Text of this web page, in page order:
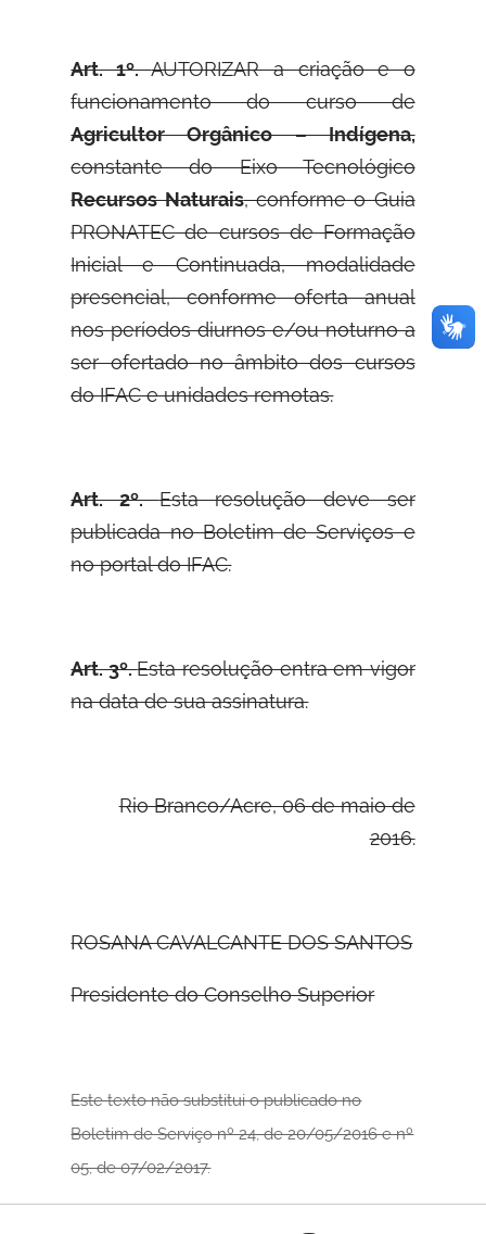
Art. 1º.AUTORIZAR a criação e o
funcionamento do curso de
Agricultor Orgânico – Indígena,
constante do Eixo Tecnológico
Recursos Naturais, conforme o Guia
PRONATEC de cursos de Formação
Inicial e Continuada, modalidade
presencial, conforme oferta anual
nos períodos diurnos e/ou noturno a
ser ofertado no âmbito dos cursos
do IFAC e unidades remotas.
Art. 2º.Esta resolução deve ser
publicada no Boletim de Serviços e
no portal do IFAC.
Art. 3º.Esta resolução entra em vigor
na data de sua assinatura.
Rio Branco/Acre, 06 de maio de
2016.
ROSANA CAVALCANTE DOS SANTOS
Presidente do Conselho Superior
Este texto não substitui o publicado no
Boletim de Serviço nº 24, de 20/05/2016 e nº
05, de 07/02/2017.